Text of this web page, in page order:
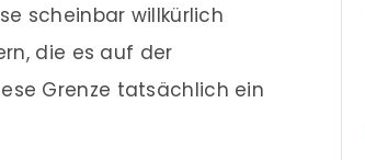
scheinbar willkürlich
die es auf der
Grenze tatsächlich ein